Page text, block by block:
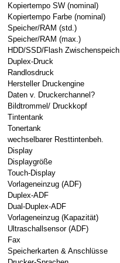
Kopiertempo SW (nominal)
Kopiertempo Farbe (nominal)
Speicher/RAM (std.)
Speicher/RAM (max.)
HDD/SSD/Flash Zwischenspeich.
Duplex-Druck
Randlosdruck
Hersteller Druckengine
Daten v. Druckerchannel?
Bildtrommel/ Druckkopf
Tintentank
Tonertank
wechselbarer Resttintenbeh.
Display
Displaygröße
Touch-Display
Vorlageneinzug (ADF)
Duplex-ADF
Dual-Duplex-ADF
Vorlageneinzug (Kapazität)
Ultraschallsensor (ADF)
Fax
Speicherkarten & Anschlüsse